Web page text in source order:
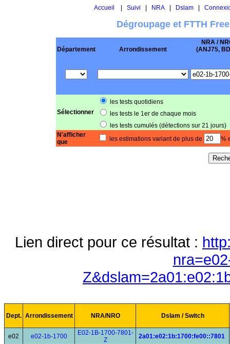
Accueil Suivi NRA| Dslam|
Dégroupage et FTTH
Département Arrondissement
NRA /
(ANJ75,
Sélectionner
les tests quotidiens
les tests le 1er de chaque mois
les tests cumulés (détections sur 21 jours)
N'afficher
que
les estimations variant de plus de %
Lien direct pour ce résultat :
Dept. Arrondissement NRA/NRO Dslam / Switch
e02 e02-1b-1700
E02-1B-1700-7801-
Z
2a01:e02:1b:1700:fe00::7801